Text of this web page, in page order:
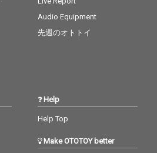
Audio Equipment
先週のオトトイ
Help
Help Top
Make OTOTOY better